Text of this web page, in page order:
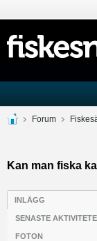
Forum
Kan man fiska
INLÄGG
SENASTE
FOTON